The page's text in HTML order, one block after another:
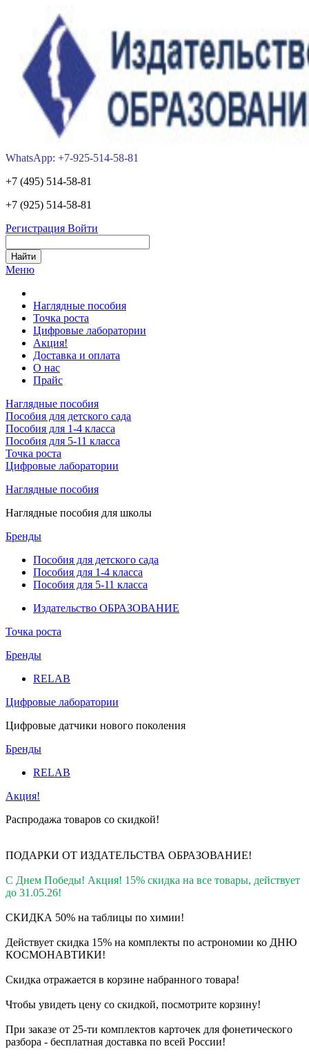
WhatsApp: +7-925-514-58-81
+7 (495) 514-58-81
+7 (925) 514-58-81
Регистрация Войти
Меню
Наглядные пособия
Точка роста
Цифровые лаборатории
Акция!
Доставка и оплата
О нас
Прайс
Наглядные пособия
Пособия для детского сада
Пособия для 1-4 класса
Пособия для 5-11 класса
Точка роста
Цифровые лаборатории
Наглядные пособия
Наглядные пособия для школы
Бренды
Пособия для детского сада
Пособия для 1-4 класса
Пособия для 5-11 класса
Издательство ОБРАЗОВАНИЕ
Точка роста
Бренды
RELAB
Цифровые лаборатории
Цифровые датчики нового поколения
Бренды
RELAB
Акция!
Распродажа товаров со скидкой!
ПОДАРКИ ОТ ИЗДАТЕЛЬСТВА ОБРАЗОВАНИЕ!
С Днем Победы! Акция! 15% скидка на все товары, действует
до 31.05.26!
СКИДКА 50% на таблицы по химии!
Действует скидка 15% на комплекты по астрономии ко ДНЮ
КОСМОНАВТИКИ!
Скидка отражается в корзине набранного товара!
Чтобы увидеть цену со скидкой, посмотрите корзину!
При заказе от 25-ти комплектов карточек для фонетического
разбора - бесплатная доставка по всей России!